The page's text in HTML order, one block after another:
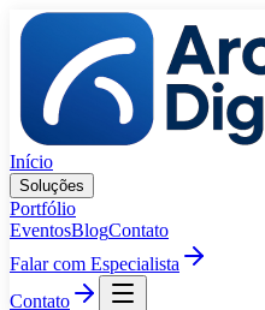
Pular para o conteúdo
Início
Soluções
Portfólio
EventosBlogContato
Falar com Especialista
Contato